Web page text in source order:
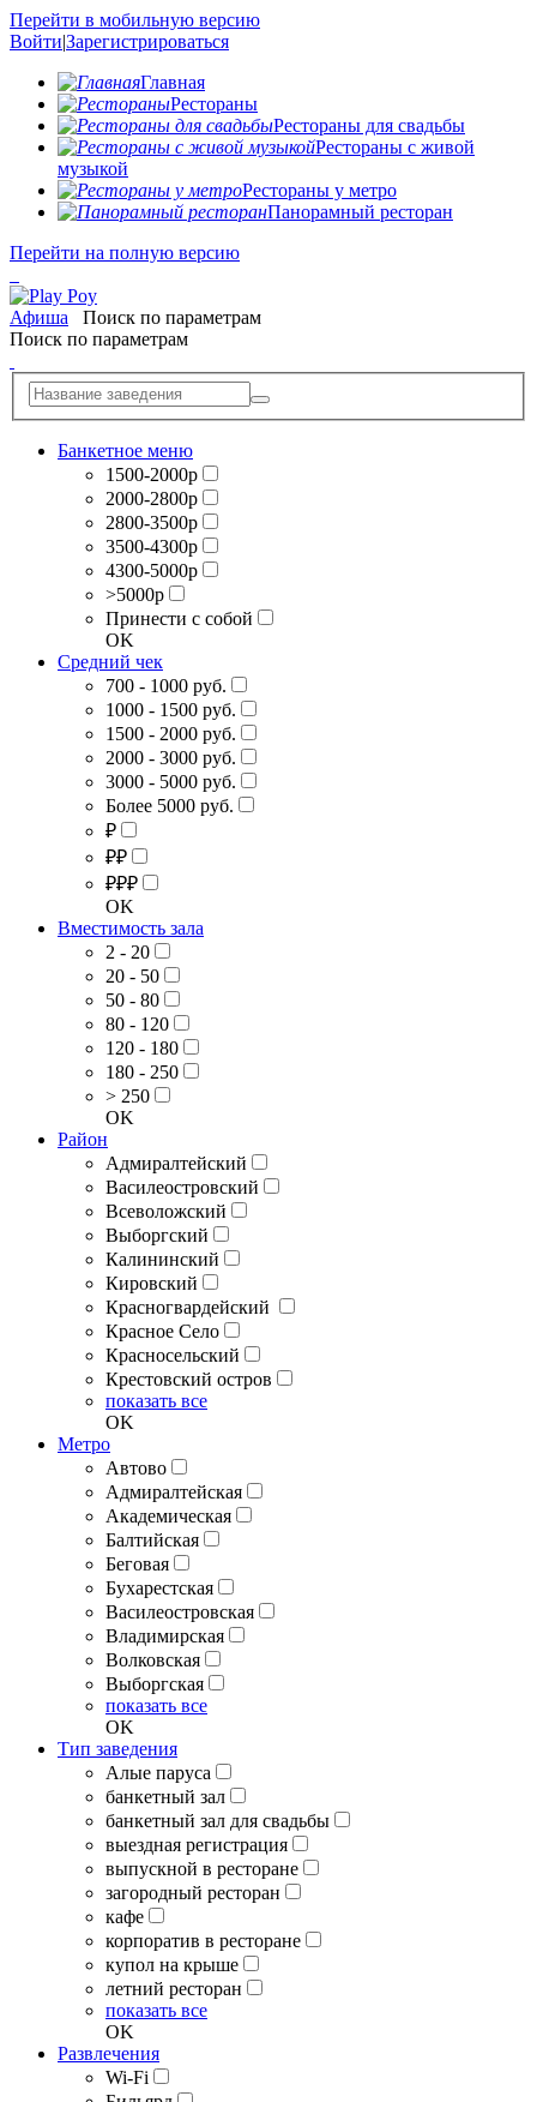
Перейти в мобильную версию
Войти|Зарегистрироваться
Главная
Рестораны
Рестораны для свадьбы
Рестораны с живой
музыкой
Рестораны у метро
Панорамный ресторан
Перейти на полную версию
Афиша
Поиск по параметрам
Поиск по параметрам
Банкетное меню
1500-2000р
2000-2800р
2800-3500р
3500-4300р
4300-5000р
>5000р
Принести с собой
OK
Средний чек
700 - 1000 руб.
1000 - 1500 руб.
1500 - 2000 руб.
2000 - 3000 руб.
3000 - 5000 руб.
Более 5000 руб.
₽
₽₽
₽₽₽
OK
Вместимость зала
2 - 20
20 - 50
50 - 80
80 - 120
120 - 180
180 - 250
> 250
OK
Район
Адмиралтейский
Василеостровский
Всеволожский
Выборгский
Калининский
Кировский
Красногвардейский
Красное Село
Красносельский
Крестовский остров
показать все
OK
Метро
Автово
Адмиралтейская
Академическая
Балтийская
Беговая
Бухарестская
Василеостровская
Владимирская
Волковская
Выборгская
показать все
OK
Тип заведения
Алые паруса
банкетный зал
банкетный зал для свадьбы
выездная регистрация
выпускной в ресторане
загородный ресторан
кафе
корпоратив в ресторане
купол на крыше
летний ресторан
показать все
OK
Развлечения
Wi-Fi